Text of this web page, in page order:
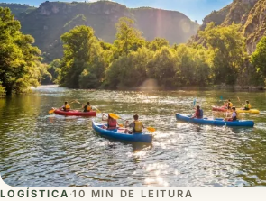
LOGÍSTICA ·10 MIN DE LEITURA